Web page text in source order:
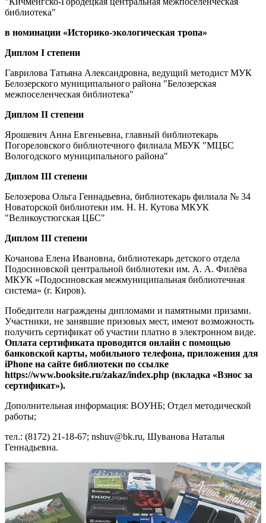
библиотека"
в номинации «Историко-экологическая тропа»
Диплом I степени
Гаврилова Татьяна Александровна, ведущий методист МУК
Белозерского муниципального района "Белозерская
межпоселенческая библиотека"
Диплом II степени
Ярошевич Анна Евгеньевна, главный библиотекарь
Погореловского библиотечного филиала МБУК "МЦБС
Вологодского муниципального района"
Диплом III степени
Белозерова Ольга Геннадьевна, библиотекарь филиала № 34
Новаторской библиотеки им. Н. Н. Кутова МКУК
"Великоустюгская ЦБС"
Диплом III степени
Кочанова Елена Ивановна, библиотекарь детского отдела
Подосиновской центральной библиотеки им. А. А. Филёва
МКУК «Подосиновская межмуниципальная библиотечная
система» (г. Киров).
Победители награждены дипломами и памятными призами.
Участники, не занявшие призовых мест, имеют возможность
получить сертификат об участии платно в электронном виде.
Оплата сертификата проводится онлайн с помощью
банковской карты, мобильного телефона, приложения для
iPhone на сайте библиотеки по ссылке
https://www.booksite.ru/zakaz/index.php (вкладка «Взнос за
сертификат»).
Дополнительная информация: ВОУНБ; Отдел методической
работы;
тел.: (8172) 21-18-67; nshuv@bk.ru, Шуванова Наталья
Геннадьевна.